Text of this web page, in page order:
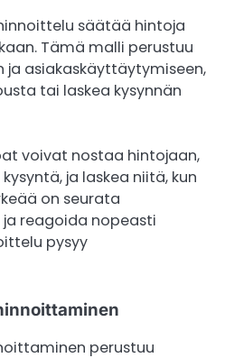
säätää hintoja
Tämä malli perustuu
ja asiakaskäyttäytymiseen,
tai laskea kysynnän
voivat nostaa hintojaan,
ja laskea niitä, kun
on seurata
reagoida nopeasti
pysyy
perustuu